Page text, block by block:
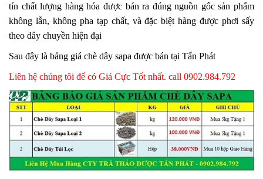
tín chất lượng hàng hóa được bán ra đúng nguồn gốc sản phẩm
không lẫn, không pha tạp chất, và đặc biệt hàng được phơi sấy
theo dây chuyền hiện đại
Sau đây là bảng giá chè dây sapa được bán tại Tấn Phát
Liên hệ chúng tôi để có Giá Cực Tốt nhất. call 0902.984.792